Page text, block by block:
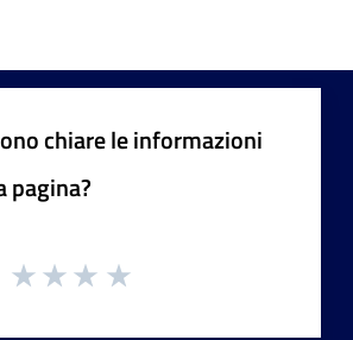
chiare le informazioni
pagina?